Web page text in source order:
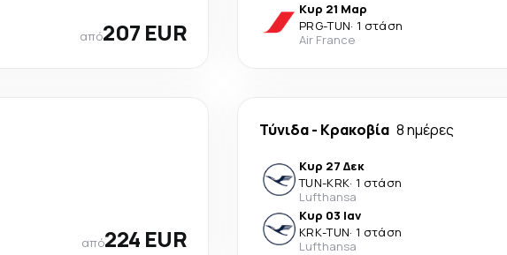
από207 EUR
Κυρ 21 Μαρ
PRG-TUN· 1 στάση
Air France
από224 EUR
Τύνιδα- Κρακοβία 8 ημέρες
Κυρ 27 Δεκ
TUN-KRK· 1 στάση
Lufthansa
Κυρ 03 Ιαν
KRK-TUN· 1 στάση
Lufthansa